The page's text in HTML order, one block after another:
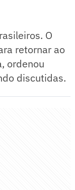
O
retornar ao
ordenou
discutidas.